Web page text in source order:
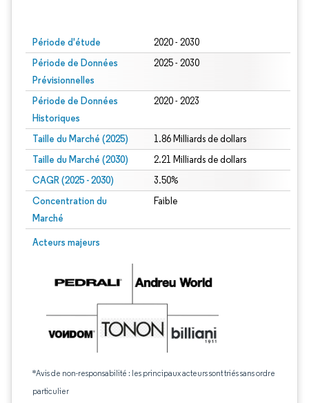
Période d'étude 2020 - 2030
Période de Données
Prévisionnelles
2025 - 2030
Période de Données
Historiques
2020 - 2023
Taille du Marché (2025) 1.86 Milliards de dollars
Taille du Marché (2030) 2.21 Milliards de dollars
CAGR (2025 - 2030) 3.50%
Concentration du
Marché
Faible
Acteurs majeurs
*Avis de non-responsabilité : les principaux acteurs sont triés sans ordre
particulier